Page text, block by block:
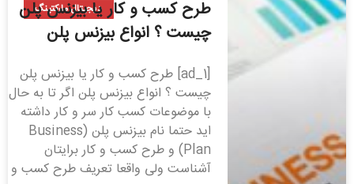
دیجیتال مارکتینگ
طرح کسب و کار یا بیزنس پلن
چیست ؟ انواع بیزنس پلن
[ad_1] طرح کسب و کار یا بیزنس پلن
چیست ؟ انواع بیزنس پلن اگر تا به حال
با موضوعات کسب کار سر و کار داشته
‌اید حتما نام بیزنس پلن (Business
Plan) و طرح کسب و کار برایتان
آشناست ولی واقعا تعریف طرح کسب و